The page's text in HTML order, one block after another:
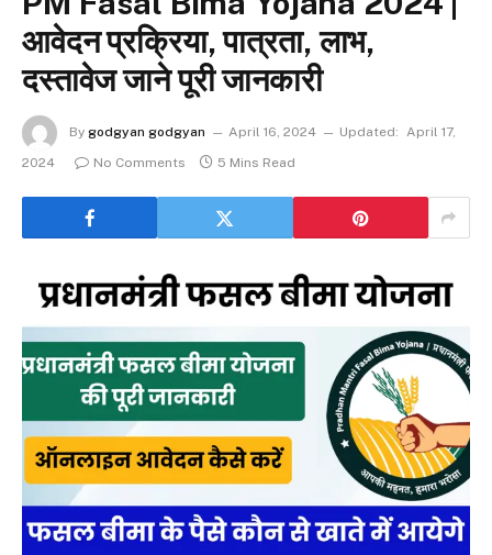
आवेदन प्रक्रिया, पात्रता, लाभ,
दस्तावेज जाने पूरी जानकारी
By godgyan godgyan April 16, 2024 Updated: April 17,
2024
No Comments 5 Mins Read